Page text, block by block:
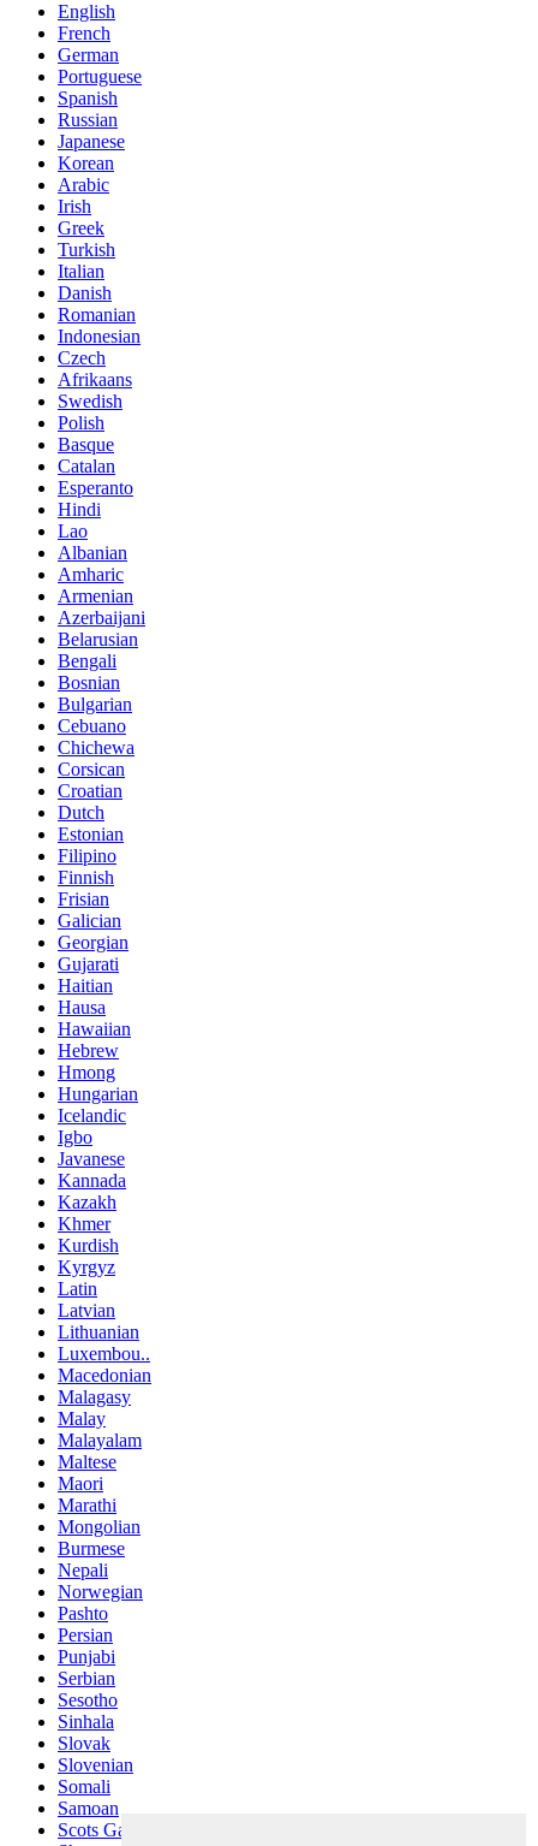
English
French
German
Portuguese
Spanish
Russian
Japanese
Korean
Arabic
Irish
Greek
Turkish
Italian
Danish
Romanian
Indonesian
Czech
Afrikaans
Swedish
Polish
Basque
Catalan
Esperanto
Hindi
Lao
Albanian
Amharic
Armenian
Azerbaijani
Belarusian
Bengali
Bosnian
Bulgarian
Cebuano
Chichewa
Corsican
Croatian
Dutch
Estonian
Filipino
Finnish
Frisian
Galician
Georgian
Gujarati
Haitian
Hausa
Hawaiian
Hebrew
Hmong
Hungarian
Icelandic
Igbo
Javanese
Kannada
Kazakh
Khmer
Kurdish
Kyrgyz
Latin
Latvian
Lithuanian
Luxembou..
Macedonian
Malagasy
Malay
Malayalam
Maltese
Maori
Marathi
Mongolian
Burmese
Nepali
Norwegian
Pashto
Persian
Punjabi
Serbian
Sesotho
Sinhala
Slovak
Slovenian
Somali
Samoan
Scots Gaelic